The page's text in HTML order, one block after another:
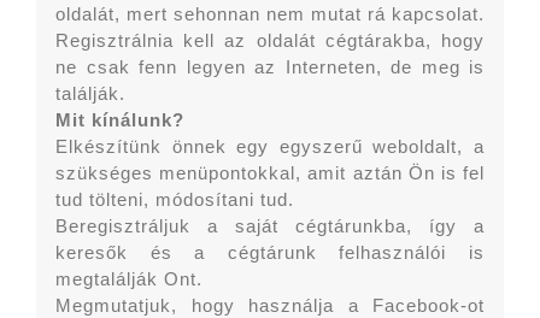
oldalát, mert sehonnan nem mutat rá kapcsolat.
Regisztrálnia kell az oldalát cégtárakba, hogy
ne csak fenn legyen az Interneten, de meg is
találják.
Mit kínálunk?
Elkészítünk önnek egy egyszerű weboldalt, a
szükséges menüpontokkal, amit aztán Ön is fel
tud tölteni, módosítani tud.
Beregisztráljuk a saját cégtárunkba, így a
keresők és a cégtárunk felhasználói is
megtalálják Ont.
Megmutatjuk, hogy használja a Facebook-ot